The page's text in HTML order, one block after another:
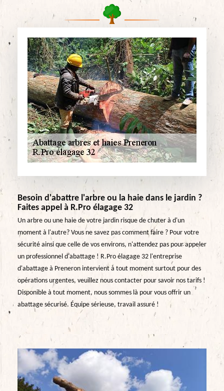
Besoin d'abattre l'arbre ou la haie dans le jardin ?
Faites appel à R.Pro élagage 32
Un arbre ou une haie de votre jardin risque de chuter à d'un
moment à l'autre? Vous ne savez pas comment faire ? Pour votre
sécurité ainsi que celle de vos environs, n'attendez pas pour appeler
un professionnel d'abattage ! R.Pro élagage 32 l'entreprise
d'abattage à Preneron intervient à tout moment surtout pour des
opérations urgentes, veuillez nous contacter pour savoir nos tarifs !
Disponible à tout moment, nous sommes là pour vous offrir un
abattage sécurisé. Équipe sérieuse, travail assuré !